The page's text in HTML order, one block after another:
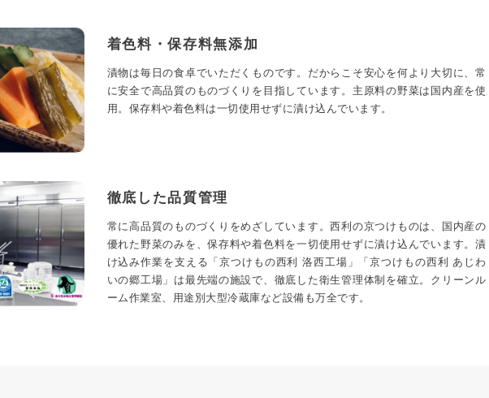
着色料・保存料無添加
漬物は毎日の食卓でいただくものです。だからこそ安心を何より大切に、常
に安全で高品質のものづくりを目指しています。主原料の野菜は国内産を使
用。保存料や着色料は一切使用せずに漬け込んでいます。
徹底した品質管理
常に高品質のものづくりをめざしています。西利の京つけものは、国内産の
優れた野菜のみを、保存料や着色料を一切使用せずに漬け込んでいます。漬
け込み作業を支える「京つけもの西利 洛西工場」「京つけもの西利 あじわ
いの郷工場」は最先端の施設で、徹底した衛生管理体制を確立。クリーンル
ーム作業室、用途別大型冷蔵庫など設備も万全です。